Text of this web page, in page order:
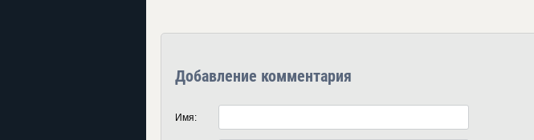
Добавление комментария
Имя: